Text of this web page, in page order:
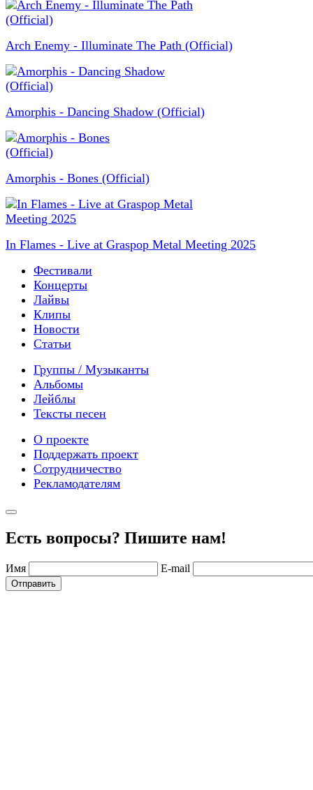
Arch Enemy - Illuminate The Path (Official)
Amorphis - Dancing Shadow (Official)
Amorphis - Bones (Official)
In Flames - Live at Graspop Metal Meeting 2025
Фестивали
Концерты
Лайвы
Клипы
Новости
Статьи
Группы / Музыканты
Альбомы
Лейблы
Тексты песен
О проекте
Поддержать проект
Сотрудничество
Рекламодателям
Есть вопросы? Пишите нам!
Имя E-mail